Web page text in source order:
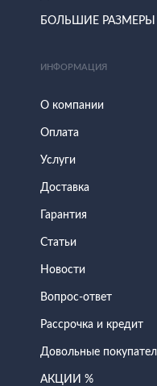
БОЛЬШИЕ РАЗМЕРЫ
ИНФОРМАЦИЯ
О компании
Оплата
Услуги
Доставка
Гарантия
Статьи
Новости
Вопрос-ответ
Рассрочка и кредит
Довольные
АКЦИИ %